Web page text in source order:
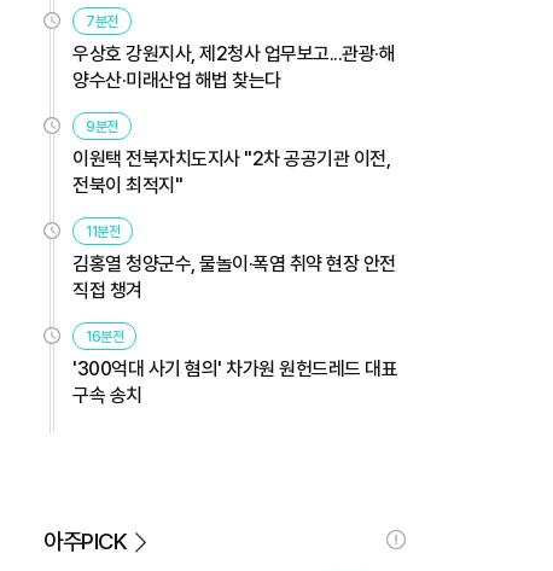
7분전
우상호 강원지사, 제2청사 업무보고...관광·해
양수산·미래산업 해법 찾는다
9분전
이원택 전북자치도지사 "2차 공공기관 이전,
전북이 최적지"
11분전
김홍열 청양군수, 물놀이·폭염 취약 현장 안전
직접 챙겨
16분전
'300억대 사기 혐의' 차가원 원헌드레드 대표
구속 송치
아주PICK